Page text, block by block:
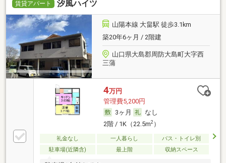
賃貸アパート 汐風ハイツ
山陽本線 大畠駅 徒歩3.1km
築20年6ヶ月 / 2階建
山口県大島郡周防大島町大字西
三蒲
4万円
管理費5,200円
3ヶ月
なし
2階 / 1K（22.5m2）
礼金なし 一人暮らし
バス・トイレ別
駐車場(近隣含)
最上階 収納スペース